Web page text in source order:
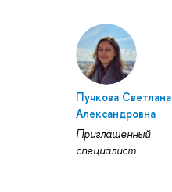
Пучкова Светлана
Александровна
Приглашенный
специалист